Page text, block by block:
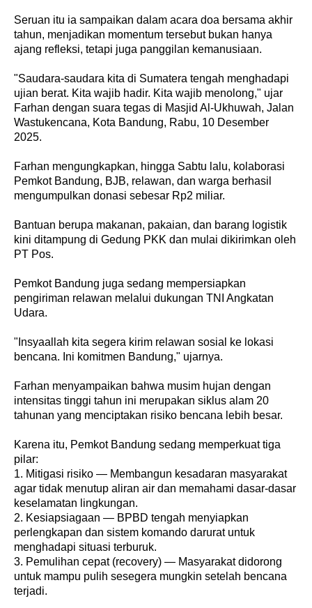
Seruan itu ia sampaikan dalam acara doa bersama akhir
tahun, menjadikan momentum tersebut bukan hanya
ajang refleksi, tetapi juga panggilan kemanusiaan.
"Saudara-saudara kita di Sumatera tengah menghadapi
ujian berat. Kita wajib hadir. Kita wajib menolong," ujar
Farhan dengan suara tegas di Masjid Al-Ukhuwah, Jalan
Wastukencana, Kota Bandung, Rabu, 10 Desember
2025.
Farhan mengungkapkan, hingga Sabtu lalu, kolaborasi
Pemkot Bandung, BJB, relawan, dan warga berhasil
mengumpulkan donasi sebesar Rp2 miliar.
Bantuan berupa makanan, pakaian, dan barang logistik
kini ditampung di Gedung PKK dan mulai dikirimkan oleh
PT Pos.
Pemkot Bandung juga sedang mempersiapkan
pengiriman relawan melalui dukungan TNI Angkatan
Udara.
"Insyaallah kita segera kirim relawan sosial ke lokasi
bencana. Ini komitmen Bandung," ujarnya.
Farhan menyampaikan bahwa musim hujan dengan
intensitas tinggi tahun ini merupakan siklus alam 20
tahunan yang menciptakan risiko bencana lebih besar.
Karena itu, Pemkot Bandung sedang memperkuat tiga
pilar:
1. Mitigasi risiko — Membangun kesadaran masyarakat
agar tidak menutup aliran air dan memahami dasar-dasar
keselamatan lingkungan.
2. Kesiapsiagaan — BPBD tengah menyiapkan
perlengkapan dan sistem komando darurat untuk
menghadapi situasi terburuk.
3. Pemulihan cepat (recovery) — Masyarakat didorong
untuk mampu pulih sesegera mungkin setelah bencana
terjadi.